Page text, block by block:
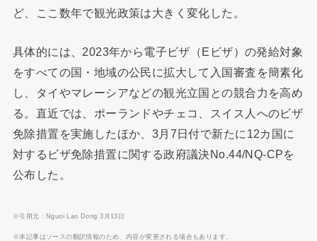
ど、ここ数年で観光政策は大きく変化した。
具体的には、2023年から電子ビザ（Eビザ）の発給対象
をすべての国・地域の公民に拡大して入国審査を簡素化
し、タイやマレーシアなどの観光立国との競合力を高め
る。直近では、ポーランドやチェコ、スイス人へのビザ
免除措置を実施したほか、3月7日付で新たに12カ国に
対するビザ免除措置に関する政府議決No.44/NQ-CPを
公布した。
※引用元：Nguoi Lao Dong 3月13日
※本記事はソースの翻訳情報のため、内容が変更される場合もあります。